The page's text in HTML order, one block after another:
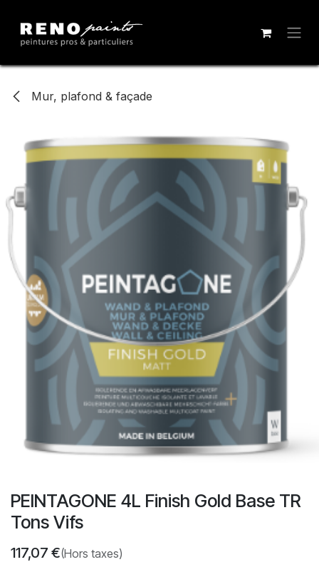
Mur, plafond & façade
PEINTAGONE 4L Finish Gold Base TR
Tons Vifs
117,07 €(Hors taxes)